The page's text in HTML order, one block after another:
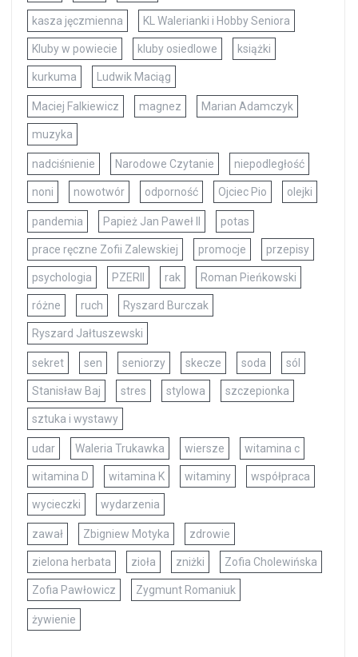
kasza jęczmienna KL Walerianki i Hobby Seniora
Kluby w powiecie kluby osiedlowe książki
kurkuma Ludwik Maciąg
Maciej Falkiewicz magnez Marian Adamczyk
muzyka
nadciśnienie Narodowe Czytanie niepodległość
noni nowotwór odporność Ojciec Pio olejki
pandemia Papież Jan Paweł II potas
prace ręczne Zofii Zalewskiej promocje przepisy
psychologia PZERII rak Roman Pieńkowski
różne ruch Ryszard Burczak
Ryszard Jałtuszewski
sekret sen seniorzy skecze soda sól
Stanisław Baj stres stylowa szczepionka
sztuka i wystawy
udar Waleria Trukawka wiersze witamina c
witamina D witamina K witaminy współpraca
wycieczki wydarzenia
zawał Zbigniew Motyka zdrowie
zielona herbata zioła zniżki Zofia Cholewińska
Zofia Pawłowicz Zygmunt Romaniuk
żywienie